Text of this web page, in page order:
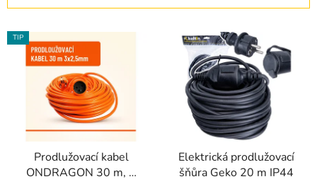
p
V
ý
TIP
Prodlužovací kabel
ONDRAGON 30 m, 1
Elektrická prodlužovací
šňůra Geko 20 m IP44